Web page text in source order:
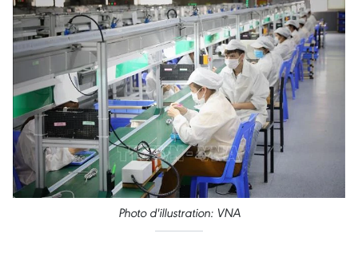
Photo d'illustration: VNA